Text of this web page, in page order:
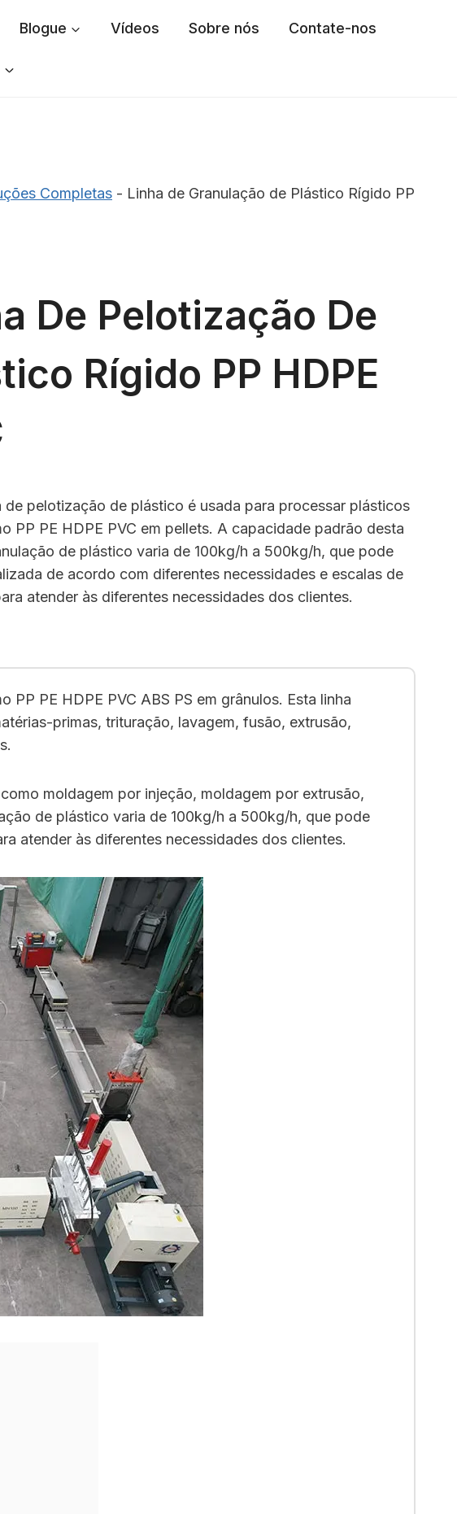
Blogue Vídeos Sobre nós Contate-nos
Completas - Linha de Granulação de Plástico Rígido PP
De Pelotização De
Rígido PP HDPE
de pelotização de plástico é usada para processar plásticos
PP PE HDPE PVC em pellets. A capacidade padrão desta
de plástico varia de 100kg/h a 500kg/h, que pode
de acordo com diferentes necessidades e escalas de
atender às diferentes necessidades dos clientes.
PE HDPE PVC ABS PS em grânulos. Esta linha
primas, trituração, lavagem, fusão, extrusão,
moldagem por injeção, moldagem por extrusão,
de plástico varia de 100kg/h a 500kg/h, que pode
atender às diferentes necessidades dos clientes.